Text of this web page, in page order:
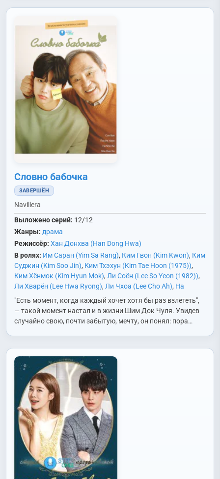
Словно бабочка
ЗАВЕРШЁН
Navillera
Выложено серий: 12/12
Жанры: драма
Режиссёр: Хан Донхва (Han Dong Hwa)
В ролях: Им Саран (Yim Sa Rang), Ким Гвон (Kim Kwon), Ким
Суджин (Kim Soo Jin), Ким Тхэхун (Kim Tae Hoon (1975)),
Ким Хёнмок (Kim Hyun Mok), Ли Соён (Lee So Yeon (1982)),
Ли Хварён (Lee Hwa Ryong), Ли Чхоа (Lee Cho Ah), На
Мунхи (Na Moon Hee)
Пак Инхван (Park In Hwan)
Ынджон (Sin Eun Jung)
Со Ингук (Seo In Gook)
Сон Ган
(Song Kang)
Хо Хёнгю (Heo Hyung Kyu)
Хон Сынхи (Hong
Seung Hee)
Чо Бокрэ (Jo Bok Rae) Чо Сонха (Jo Sung Ha)
Чон Хитхэ (Jung Hee Tae),Чон Хэгюн (Jung Hae Kyun),Юн
Джихе (Yoon Ji Hye)
"Есть момент, когда каждый хочет хотя бы раз взлететь",
— такой момент настал и в жизни Шим Док Чуля. Увидев
случайно свою, почти забытую, мечту, он понял: пора…